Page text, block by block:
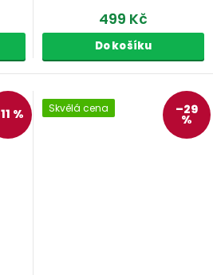
499 Kč
Do košíku
% Skvělá cena –29
%